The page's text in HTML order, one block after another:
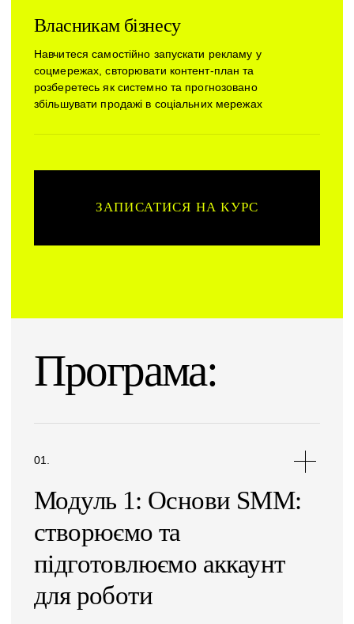
Власникам бізнесу
Навчитеся самостійно запускати рекламу у
соцмережах, свторювати контент-план та
розберетесь як системно та прогнозовано
збільшувати продажі в соціальних мережах
ЗАПИСАТИСЯ НА КУРС
Програма:
Модуль 1: Основи SMM:
створюємо та
підготовлюємо аккаунт
для роботи